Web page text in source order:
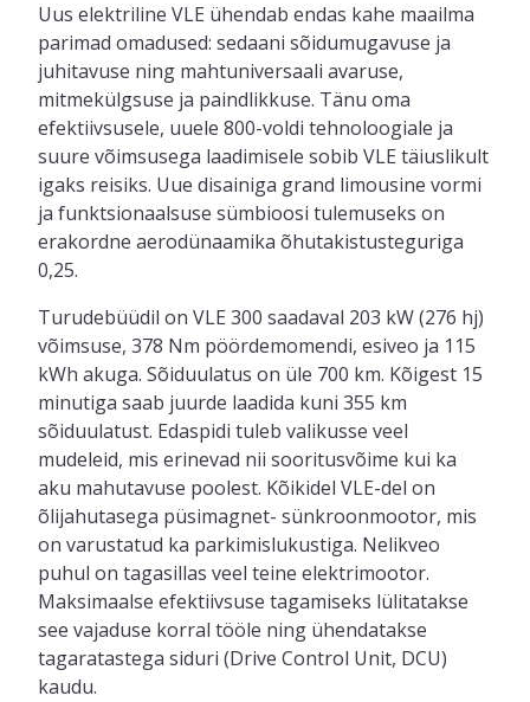
Uus elektriline VLE ühendab endas kahe maailma
parimad omadused: sedaani sõidumugavuse ja
juhitavuse ning mahtuniversaali avaruse,
mitmekülgsuse ja paindlikkuse. Tänu oma
efektiivsusele, uuele 800-voldi tehnoloogiale ja
suure võimsusega laadimisele sobib VLE täiuslikult
igaks reisiks. Uue disainiga grand limousine vormi
ja funktsionaalsuse sümbioosi tulemuseks on
erakordne aerodünaamika õhutakistusteguriga
0,25.
Turudebüüdil on VLE 300 saadaval 203 kW (276 hj)
võimsuse, 378 Nm pöördemomendi, esiveo ja 115
kWh akuga. Sõiduulatus on üle 700 km. Kõigest 15
minutiga saab juurde laadida kuni 355 km
sõiduulatust. Edaspidi tuleb valikusse veel
mudeleid, mis erinevad nii sooritusvõime kui ka
aku mahutavuse poolest. Kõikidel VLE-del on
õlijahutasega püsimagnet- sünkroonmootor, mis
on varustatud ka parkimislukustiga. Nelikveo
puhul on tagasillas veel teine elektrimootor.
Maksimaalse efektiivsuse tagamiseks lülitatakse
see vajaduse korral tööle ning ühendatakse
tagaratastega siduri (Drive Control Unit, DCU)
kaudu.